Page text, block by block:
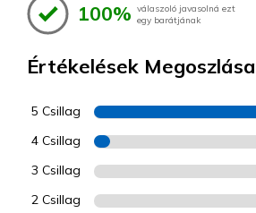
100% válaszoló javasolná ezt
egy barátjának
Értékelések Megoszlása
5 Csillag
4 Csillag
3 Csillag
2 Csillag